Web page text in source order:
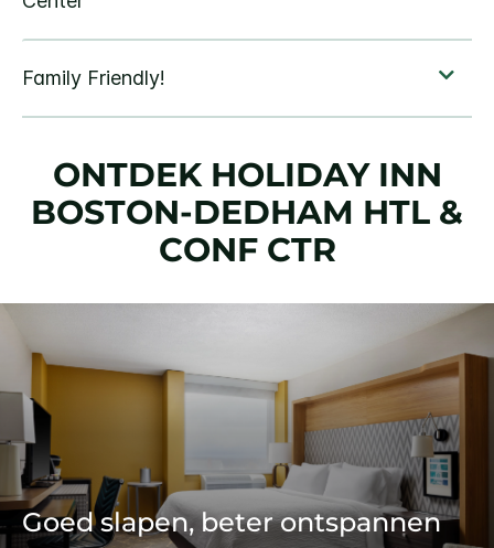
ONTDEK HOLIDAY INN
BOSTON-DEDHAM HTL &
CONF CTR
Goed slapen, beter ontspannen